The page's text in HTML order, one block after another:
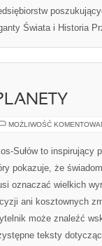
Świata i Historia
MOŻLIWOŚĆ
Sułów to inspirujący
pokazuje, że
oznaczać wielkich
ani kosztownych
może znaleźć
teksty